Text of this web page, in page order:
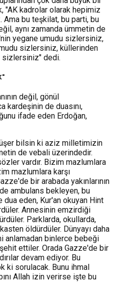
"AK kadrolar olarak hepimiz
bu teşkilat, bu parti, bu
aynı zamanda ümmetin de
yegane umudu sizlersiniz,
sizlersiniz, küllerinden
sizlersiniz" dedi.
değil, gönül
kardeşinin de duasını,
ifade eden Erdoğan,
bilsin ki aziz milletimizin
de vebali üzerindedir.
vardır. Bizim mazlumlara
mazlumlara karşı
bir arabada yakınlarının
ambulans bekleyen, bu
dua eden, Kur'an okuyan Hint
Annesinin emzirdiği
Parklarda, okullarda,
öldürdüler. Dünyayı daha
anlamadan binlerce bebeği
ettiler. Orada Gazze'de bir
devam ediyor. Bu
ki sorulacak. Bunu ihmal
Allah izin verirse işte bu